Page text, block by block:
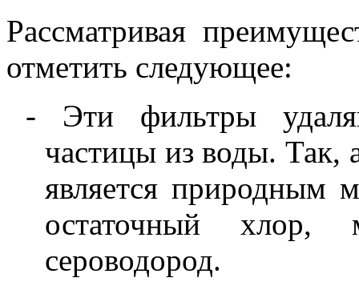
Рассматривая
отметить следующее:
- Эти фильтры
частицы из воды. Так,
является природным
остаточный
сероводород.